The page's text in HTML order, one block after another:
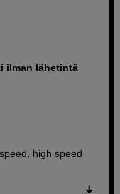
ilman lähetintä
high speed